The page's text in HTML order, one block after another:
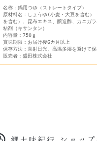
名称：鍋用つゆ（ストレートタイプ）
原材料名：しょうゆ(小麦・大豆を含む
を含む）、昆布エキス、醸造酢、カニガ
粘剤（キサンタン）
内容量：750ｇ
賞味期限：お届け後6カ月以上
保存方法：直射日光、高温多湿を避けて保
販売者：盛田株式会社